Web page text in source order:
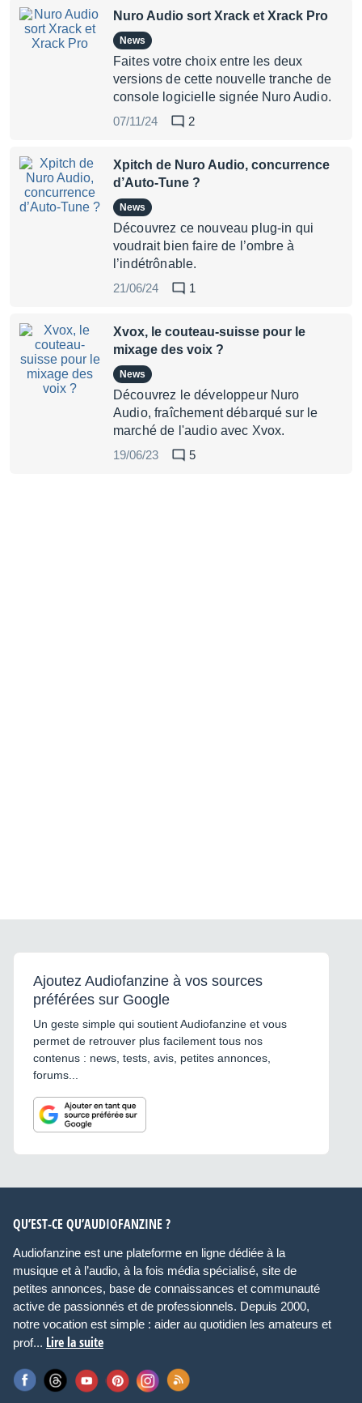
Nuro Audio sort Xrack et Xrack Pro
News
Faites votre choix entre les deux
versions de cette nouvelle tranche de
console logicielle signée Nuro Audio.
07/11/24
2
Xpitch de Nuro Audio, concurrence
d’Auto-Tune ?
News
Découvrez ce nouveau plug-in qui
voudrait bien faire de l’ombre à
l’indétrônable.
21/06/24
1
Xvox, le couteau-suisse pour le
mixage des voix ?
News
Découvrez le développeur Nuro
Audio, fraîchement débarqué sur le
marché de l'audio avec Xvox.
19/06/23
5
Ajoutez Audiofanzine à vos sources
préférées sur Google
Un geste simple qui soutient Audiofanzine et vous
permet de retrouver plus facilement tous nos
contenus : news, tests, avis, petites annonces,
forums...
QU’EST-CE QU’AUDIOFANZINE ?
Audiofanzine est une plateforme en ligne dédiée à la
musique et à l’audio, à la fois média spécialisé, site de
petites annonces, base de connaissances et communauté
active de passionnés et de professionnels. Depuis 2000,
notre vocation est simple : aider au quotidien les amateurs et
prof... Lire la suite